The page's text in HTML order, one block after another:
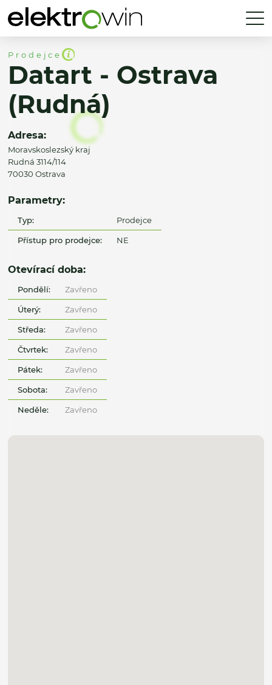
Prodejce
Datart - Ostrava
(Rudná)
Adresa:
Moravskoslezský kraj
Rudná 3114/114
70030 Ostrava
Parametry:
Typ: Prodejce
Přístup pro prodejce: NE
Otevírací doba:
Pondělí: Zavřeno
Úterý: Zavřeno
Středa: Zavřeno
Čtvrtek: Zavřeno
Pátek: Zavřeno
Sobota: Zavřeno
Neděle: Zavřeno